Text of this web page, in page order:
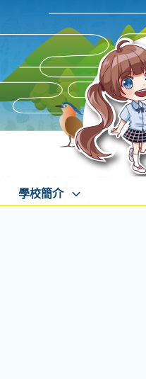
學校簡介